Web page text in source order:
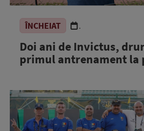
ÎNCHEIAT .
Doi ani de Invictus,
primul antrenament la